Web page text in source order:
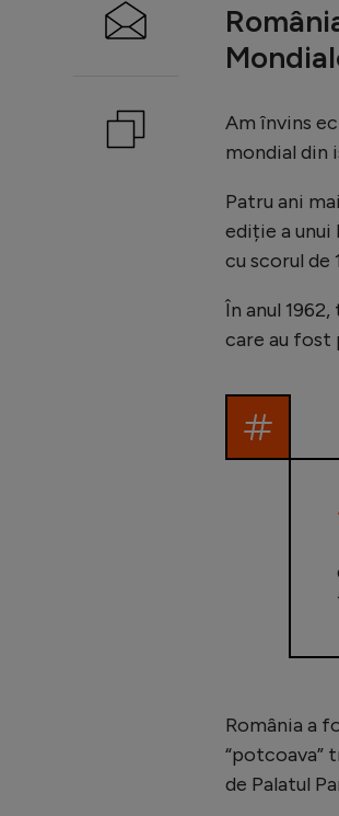
Am învins
mondial din
Patru ani
ediție a unui
cu scorul de
În anul
care au fost
România a
“potcoava”
de Palatul